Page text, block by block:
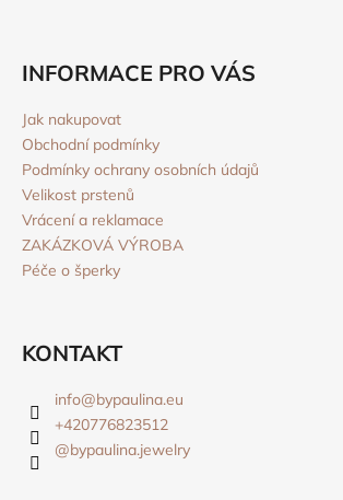
INFORMACE PRO VÁS
Jak nakupovat
Obchodní podmínky
Podmínky ochrany osobních údajů
Velikost prstenů
Vrácení a reklamace
ZAKÁZKOVÁ VÝROBA
Péče o šperky
KONTAKT
info@bypaulina.eu
+420776823512
@bypaulina.jewelry